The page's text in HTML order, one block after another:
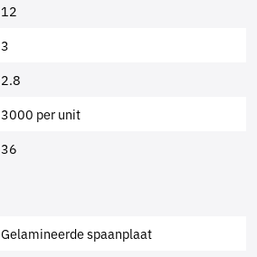
12
3
2.8
3000 per unit
36
Gelamineerde spaanplaat